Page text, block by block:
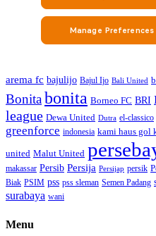
arema fc bajulijo Bajul Ijo Bali United
Bonitabonita Borneo FC BRI
league Dewa United Dutra el-classico
greenforce indonesia kami haus gol
united Malut United
makassar Persib Persija Persijap persik
Biak PSIM pss pss sleman Semen Padang
surabaya wani
Menu